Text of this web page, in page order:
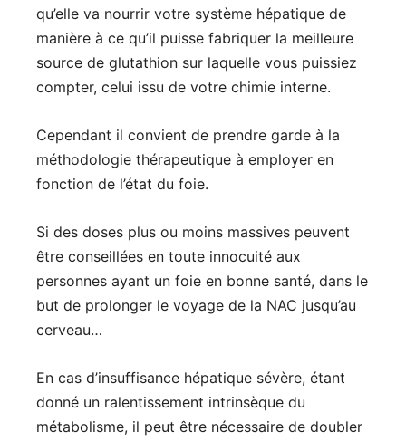
qu’elle va nourrir votre système hépatique de
manière à ce qu’il puisse fabriquer la meilleure
source de glutathion sur laquelle vous puissiez
compter, celui issu de votre chimie interne.
Cependant il convient de prendre garde à la
méthodologie thérapeutique à employer en
fonction de l’état du foie.
Si des doses plus ou moins massives peuvent
être conseillées en toute innocuité aux
personnes ayant un foie en bonne santé, dans le
but de prolonger le voyage de la NAC jusqu’au
cerveau…
En cas d’insuffisance hépatique sévère, étant
donné un ralentissement intrinsèque du
métabolisme, il peut être nécessaire de doubler